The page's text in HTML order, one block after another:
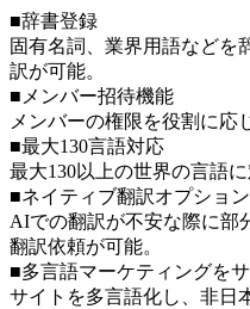
■辞書登録
固有名詞、業界用語などを
訳が可能。
■メンバー招待機能
メンバーの権限を役割に応
■最大130言語対応
最大130以上の世界の言語に
■ネイティブ翻訳オプショ
AIでの翻訳が不安な際に部
翻訳依頼が可能。
■多言語マーケティングを
サイトを多言語化し、非日